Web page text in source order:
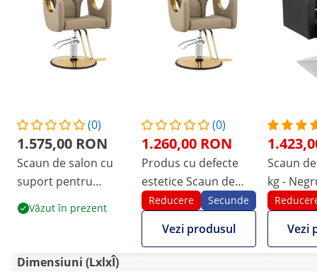
(0)
1.575,00 RON
Scaun de salon cu
suport pentru
picioare - 53 - 64 cm -
180 kg - bej
Văzut în prezent
(0)
1.260,00 RON
Produs cu defecte
estetice Scaun de
salon cu suport
pentru picioare - 53 -
64 cm - 180 kg - bej
Reducere Secunde
Vezi produsul
Scaun
kg -
Vezi
Dimensiuni (LxlxÎ)